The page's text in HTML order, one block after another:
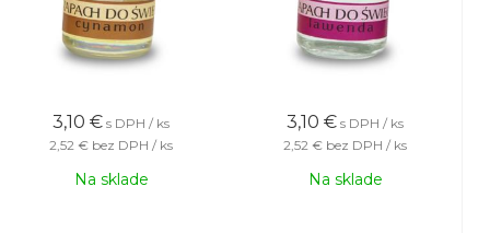
3,10 € s DPH / ks
2,52 € bez DPH / ks
Na sklade
3,10 € s DPH / ks
2,52 € bez DPH / ks
Na sklade